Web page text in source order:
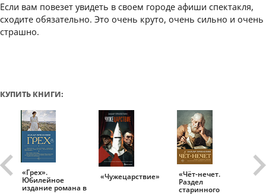
Если вам повезет увидеть в своем городе афиши спектакля,
сходите обязательно. Это очень круто, очень сильно и очень
страшно.
КУПИТЬ КНИГИ:
«Грех».
Юбилейное
издание романа в
«Чужецарствие» «Чёт-нечет.
Раздел
старинного